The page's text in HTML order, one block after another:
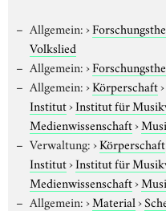
Allgemein:›
Volkslied
Allgemein:›
Allgemein:›Körperschaft›
Institut›Institut für
Medienwissenschaft›
Verwaltung:›Körperschaft
Institut›Institut für
Medienwissenschaft›
Allgemein:›Material›